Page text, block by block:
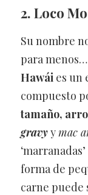
2. Loco
Su nombre
para
Hawáies un
compuesto
tamaño,
gravyymac
forma de
carne